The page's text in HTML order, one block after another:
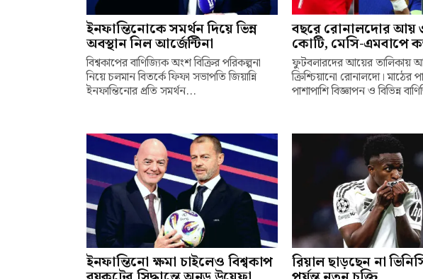
ইনফান্তিনোকে সমর্থন দিয়ে ভিন্ন
অবস্থান নিল আর্জেন্টিনা
বিশ্বকাপের বাণিজ্যিক অংশ বিক্রির পরিকল্পনা
নিয়ে চলমান বিতর্কে ফিফা সভাপতি জিয়ান্নি
ইনফান্তিনোর প্রতি সমর্থন...
বছরে রোনালদোর আয়
কোটি, মেসি-এমবাপে
ফুটবলারদের আয়ের তালিকায়
ক্রিশ্চিয়ানো রোনালদো। মাঠের
পাশাপাশি বিজ্ঞাপন ও বিভিন্ন
ইনফান্তিনো ক্ষমা চাইলেও বিশ্বকাপ রিয়াল ছাড়ছেন না